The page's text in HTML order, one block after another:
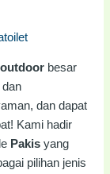
besar
dan
dan dapat
Kami hadir
Pakisyang
pilihan jenis